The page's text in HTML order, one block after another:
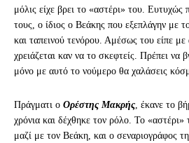
μόλις είχε βρει το «αστέρι» του.
τους, ο ίδιος ο Βεάκης που εξεπλάγην με
και ταπεινού τενόρου. Αμέσως του είπε
χρειάζεται καν να το σκεφτείς. Πρέπει να
μόνο με αυτό το νούμερο θα χαλάσεις
Πράγματι ο Ορέστης Μακρής , έκανε το
χρόνια και δέχθηκε τον ρόλο. Το «αστέρι»
μαζί με τον Βεάκη, και ο σεναριογράφος